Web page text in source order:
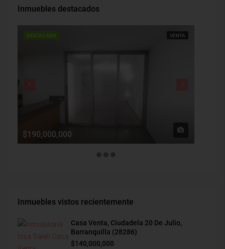
Inmuebles destacados
DESTACADO VENTA
$190,000,000
Inmuebles vistos recientemente
Casa Venta, Ciudadela 20 De Julio,
Barranquilla (28286)
$140,000,000